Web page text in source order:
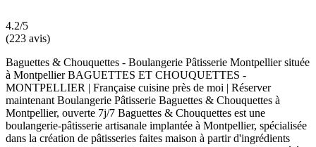
4.2/5
(223 avis)
Baguettes & Chouquettes - Boulangerie Pâtisserie Montpellier située
à Montpellier BAGUETTES ET CHOUQUETTES -
MONTPELLIER | Française cuisine près de moi | Réserver
maintenant Boulangerie Pâtisserie Baguettes & Chouquettes à
Montpellier, ouverte 7j/7 Baguettes & Chouquettes est une
boulangerie-pâtisserie artisanale implantée à Montpellier, spécialisée
dans la création de pâtisseries faites maison à partir d'ingrédients